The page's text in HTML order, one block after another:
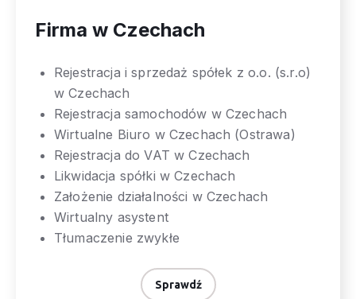
Firma w Czechach
Rejestracja i sprzedaż spółek z o.o. (s.r.o)
w Czechach
Rejestracja samochodów w Czechach
Wirtualne Biuro w Czechach (Ostrawa)
Rejestracja do VAT w Czechach
Likwidacja spółki w Czechach
Założenie działalności w Czechach
Wirtualny asystent
Tłumaczenie zwykłe
Sprawdź